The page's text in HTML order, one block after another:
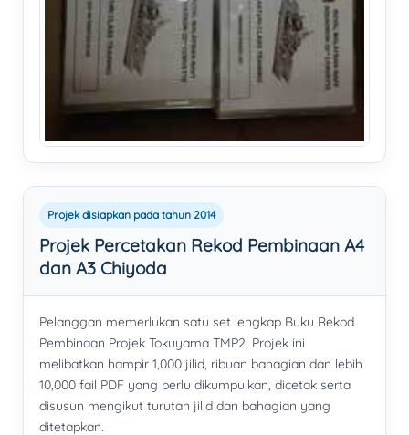
Projek disiapkan pada tahun 2014
Projek Percetakan Rekod Pembinaan A4
dan A3 Chiyoda
Pelanggan memerlukan satu set lengkap Buku Rekod
Pembinaan Projek Tokuyama TMP2. Projek ini
melibatkan hampir 1,000 jilid, ribuan bahagian dan lebih
10,000 fail PDF yang perlu dikumpulkan, dicetak serta
disusun mengikut turutan jilid dan bahagian yang
ditetapkan.